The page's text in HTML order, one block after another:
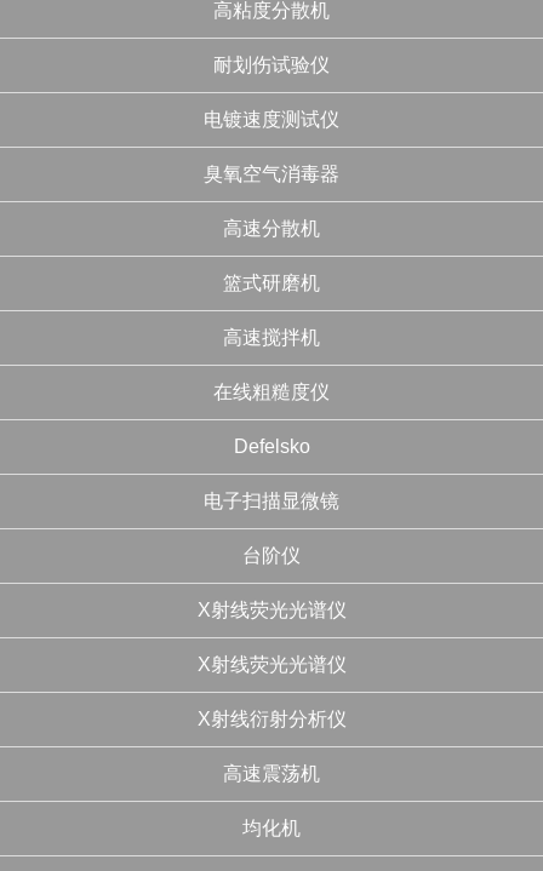
高粘度分散机
耐划伤试验仪
电镀速度测试仪
臭氧空气消毒器
高速分散机
篮式研磨机
高速搅拌机
在线粗糙度仪
Defelsko
电子扫描显微镜
台阶仪
X射线荧光光谱仪
X射线荧光光谱仪
X射线衍射分析仪
高速震荡机
均化机